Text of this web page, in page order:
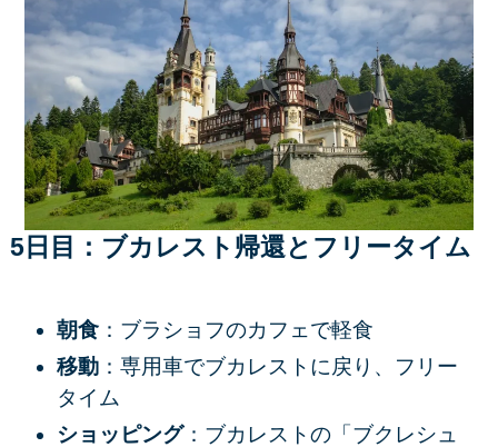
5日目：ブカレスト帰還とフリータイム
朝食：ブラショフのカフェで軽食
移動：専用車でブカレストに戻り、フリー
タイム
ショッピング：ブカレストの「ブクレシュ